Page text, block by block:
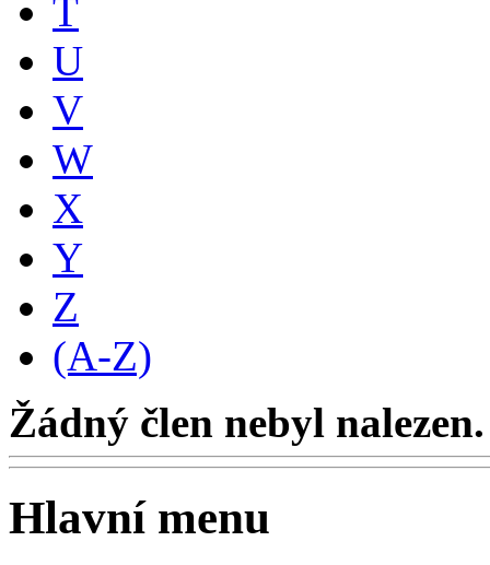
T
U
V
W
X
Y
Z
(A-Z)
Žádný člen nebyl nalezen.
Hlavní menu